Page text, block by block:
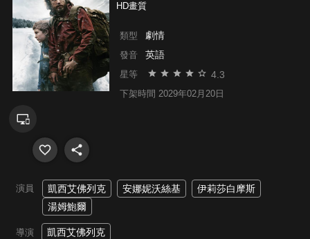
HD畫質
類型 劇情
發音 英語
星等 4.3
下架時間 2029年02月20日
演員 凱西艾佛列克 安娜妮沃絲基
伊莉莎白摩斯
湯姆鮑爾
導演 凱西艾佛列克